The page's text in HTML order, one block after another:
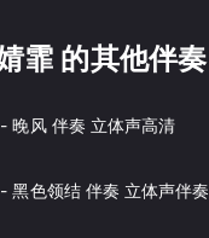
霏 的其他伴奏
-晚风 伴奏 立体声高清
-黑色领结 伴奏 立体声伴奏